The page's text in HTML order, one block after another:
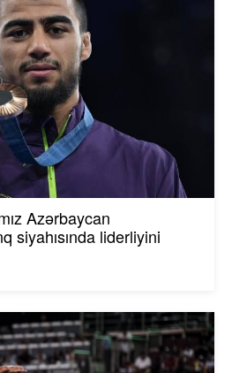
Azərbaycan
siyahısında liderliyini